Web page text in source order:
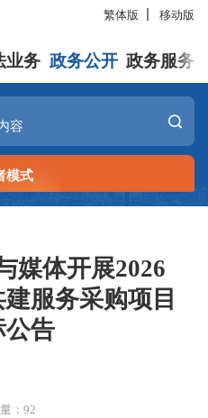
繁体版 移动版
业务 政务公开 政务服务
模式
媒体开展2026
服务采购项目
公告
：92